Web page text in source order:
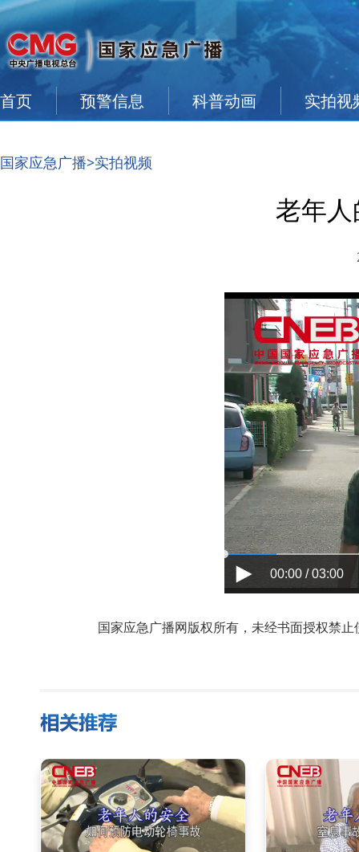
首页 预警信息 科普动画 实拍视
国家应急广播>实拍视频
老年
00:00 / 03:00
国家应急广播网版权所有，未经书面授权禁